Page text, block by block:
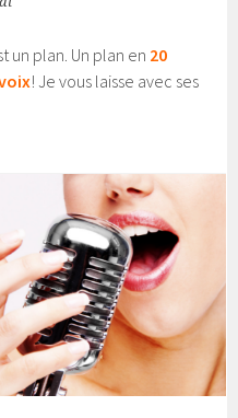
un plan. Un plan en 20
! Je vous laisse avec ses